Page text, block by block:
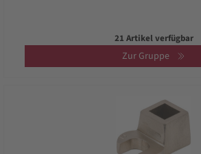
21 Artikel verfügbar
Zur Gruppe